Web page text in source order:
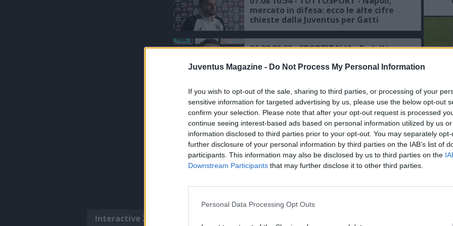
Juventus Magazine - Do Not Process My Personal Information
If you wish to opt-out of the sale, sharing to third parties, or processing of your
sensitive information for targeted advertising by us, please use the below opt-out
confirm your selection. Please note that after your opt-out request is processed
continue seeing interest-based ads based on personal information utilized by us
information disclosed to third parties prior to your opt-out. You may separately
further disclosure of your personal information by third parties on the IAB’s list of
participants. This information may also be disclosed by us to third parties on the
Downstream Participants that may further disclose it to other third parties.
Personal Data Processing Opt Outs
Interactive Zone
mercato in difesa: ecco le alte cifre
chieste dalla Juventus per Gatti
06.08 22:20 - SPORTITALIA - Pedullà:
notizie per Koopmeiners"
06.08 14:52 - TMW - Koopmeiners in
uscita dalla Juventus, anche il Napoli
ha sondato il terreno
04.08 11:24 - IL MATTINO - Napoli-
Badiashile, il nodo della trattativa e
l'azione di "disturbo" della Juventus
difesa torna l'idea Gatti, anche la
Juventus piomba su Badiashile
del